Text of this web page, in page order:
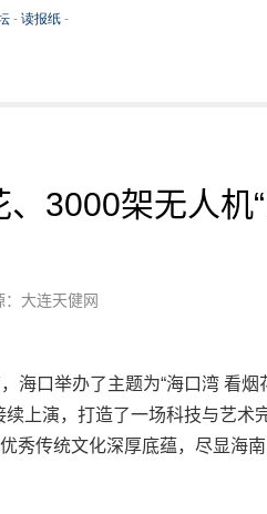
3000架无人机
：大连天健网
海口举办了主题为“海口湾 看烟
上演，打造了一场科技与艺术
秀传统文化深厚底蕴，尽显海